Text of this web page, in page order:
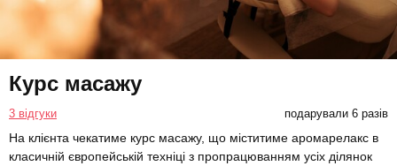
Курс масажу
3 відгуки подарували 6 разів
На клієнта чекатиме курс масажу, що міститиме аромарелакс в
класичній європейській техніці з пропрацюванням усіх ділянок